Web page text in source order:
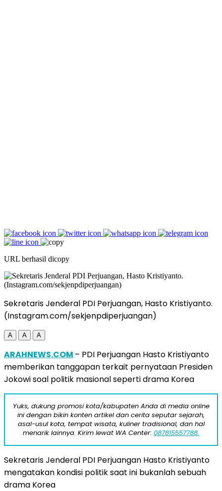
URL berhasil dicopy
Sekretaris Jenderal PDI Perjuangan, Hasto Kristiyanto.
(Instagram.com/sekjenpdiperjuangan)
A A A
ARAHNEWS.COM – PDI Perjuangan Hasto Kristiyanto
memberikan tanggapan terkait pernyataan Presiden
Jokowi soal politik masional seperti drama Korea
Yuks, dukung promosi kota/kabupaten Anda di media online
ini dengan bikin konten artikel dan cerita seputar sejarah,
asal-usul kota, tempat wisata, kuliner tradisional, dan hal
menarik lainnya. Kirim lewat WA Center: 087815557788.
Sekretaris Jenderal PDI Perjuangan Hasto Kristiyanto
mengatakan kondisi politik saat ini bukanlah sebuah
drama Korea